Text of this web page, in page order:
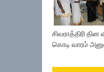
சிவராத்திரி தின
கொடி வாரம்